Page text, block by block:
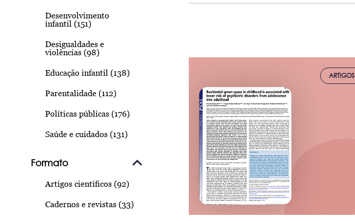
Desenvolvimento
infantil (151)
Desigualdades e
violências (98)
Educação infantil (138)
Parentalidade (112)
Políticas públicas (176)
Saúde e cuidados (131)
Formato
Artigos científicos (92)
Cadernos e revistas (33)
ARTIGOS